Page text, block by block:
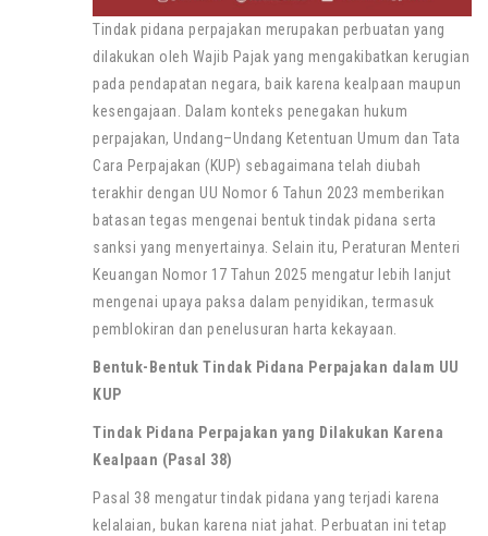
Tindak pidana perpajakan merupakan perbuatan yang
dilakukan oleh Wajib Pajak yang mengakibatkan kerugian
pada pendapatan negara, baik karena kealpaan maupun
kesengajaan. Dalam konteks penegakan hukum
perpajakan, Undang–Undang Ketentuan Umum dan Tata
Cara Perpajakan (KUP) sebagaimana telah diubah
terakhir dengan UU Nomor 6 Tahun 2023 memberikan
batasan tegas mengenai bentuk tindak pidana serta
sanksi yang menyertainya. Selain itu, Peraturan Menteri
Keuangan Nomor 17 Tahun 2025 mengatur lebih lanjut
mengenai upaya paksa dalam penyidikan, termasuk
pemblokiran dan penelusuran harta kekayaan.
Bentuk-Bentuk Tindak Pidana Perpajakan dalam UU
KUP
Tindak Pidana Perpajakan yang Dilakukan Karena
Kealpaan (Pasal 38)
Pasal 38 mengatur tindak pidana yang terjadi karena
kelalaian, bukan karena niat jahat. Perbuatan ini tetap